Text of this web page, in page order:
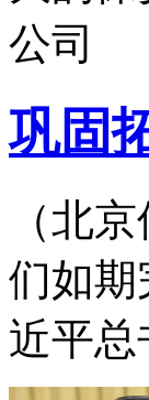
巩固
（北
们如期
近平